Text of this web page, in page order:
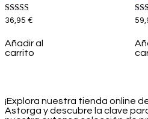
Valorado con
36,95 €
Añadir al
carrito
¡Explora nuestra tienda online
Astorga y descubre la clave